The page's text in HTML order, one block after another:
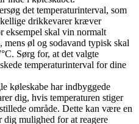
det temperaturinterval, som
drikkevarer kræver
eksempel skal vin normalt
mens øl og sodavand typisk skal
Sørg for, at det valgte
temperaturinterval for dine
køleskabe har indbyggede
dig, hvis temperaturen stiger
område. Dette kan være en
mulighed for at reagere